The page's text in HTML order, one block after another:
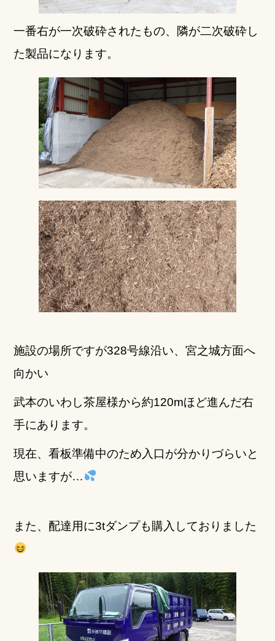
一番右が一次破砕されたもの、隣が二次破砕し
た製品になります。
施設の場所ですが328号線沿い、宮之城方面へ
向かい
武本のいわし茶屋様から約120mほど進んだ右
手にあります。
現在、看板準備中のため入口が分かりづらいと
思いますが…
また、配達用に3tダンプも購入しておりました